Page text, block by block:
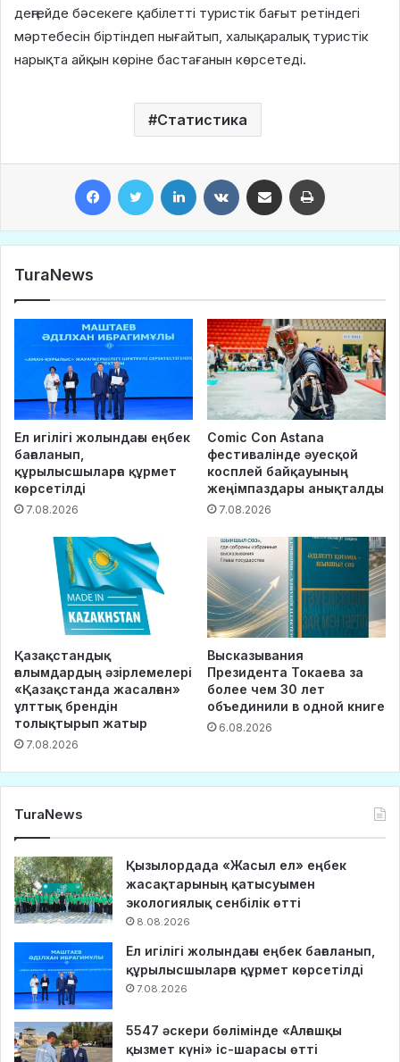
деңгейде бәсекеге қабілетті туристік бағыт ретіндегі
мәртебесін біртіндеп нығайтып, халықаралық туристік
нарықта айқын көріне бастағанын көрсетеді.
Статистика
TuraNews
Ел игілігі жолындағы еңбек
бағаланып,
құрылысшыларға құрмет
көрсетілді
7.08.2026
Comic Con Astana
фестивалінде әуесқой
косплей байқауының
жеңімпаздары анықталды
7.08.2026
Қазақстандық
ғалымдардың әзірлемелері
«Қазақстанда жасалған»
ұлттық брендін
толықтырып жатыр
7.08.2026
Высказывания
Президента Токаева за
более чем 30 лет
объединили в одной книге
6.08.2026
TuraNews
Қызылордада «Жасыл ел» еңбек
жасақтарының қатысуымен
экологиялық сенбілік өтті
8.08.2026
Ел игілігі жолындағы еңбек бағаланып,
құрылысшыларға құрмет көрсетілді
7.08.2026
5547 әскери бөлімінде «Алғашқы
қызмет күні» іс-шарасы өтті